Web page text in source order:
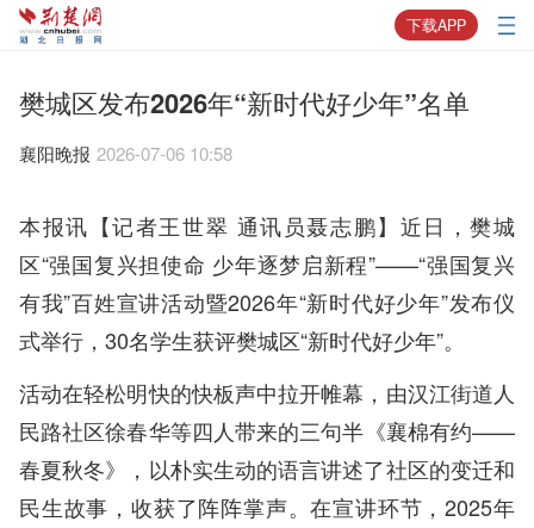
下载APP
樊城区发布2026年“新时代好少年”名单
襄阳晚报 2026-07-06 10:58
本报讯【记者王世翠 通讯员聂志鹏】近日，樊城
区“强国复兴担使命 少年逐梦启新程”——“强国复兴
有我”百姓宣讲活动暨2026年“新时代好少年”发布仪
式举行，30名学生获评樊城区“新时代好少年”。
活动在轻松明快的快板声中拉开帷幕，由汉江街道人
民路社区徐春华等四人带来的三句半《襄棉有约——
春夏秋冬》，以朴实生动的语言讲述了社区的变迁和
民生故事，收获了阵阵掌声。在宣讲环节，2025年